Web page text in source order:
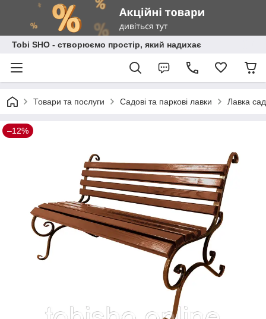
Tobi SHO - створюємо простір, який надихає
Товари та послуги Садові та паркові лавки Лавка
–12%